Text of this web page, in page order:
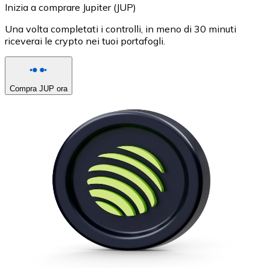
Inizia a comprare Jupiter (JUP)
Una volta completati i controlli, in meno di 30 minuti
riceverai le crypto nei tuoi portafogli.
Compra JUP ora